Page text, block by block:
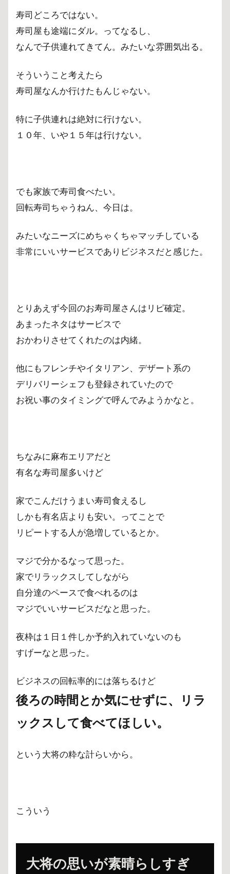
寿司どころではない。
寿司屋も途端にダル。ってなるし、
なんで子供連れてきてん。みたいな雰囲気出る。
そういうこと考えたら
寿司屋なんか行けたもんじゃない。
特に子供連れは絶対に行けない。
１０年、いや１５年は行けない。
でも家族で寿司食べたい。
回転寿司ちゃうねん、今日は。
みたいなニーズにめちゃくちゃマッチしている
非常にいいサービスでありビジネスだと感じた。
とりあえず今回のお寿司屋さんはリピ確定。
あまったネタはサービスで
おかわりさせてくれたのは内緒。
他にもフレンチやイタリアン、デザート系の
デリバリーシェフも登録されていたので
お祝い事のタイミングで呼んでみようかなと。
ちなみに麻布エリアだと
有名な寿司屋多いけど
家でこんだけうまい寿司食えるし
しかも有名店よりも安い。ってことで
リピートする人が急増しているとか。
マジで分かるなって思った。
家でリラックスしてしながら
自分達のペースで食べれるのは
マジでいいサービスだなと思った。
夜枠は１日１件しか予約入れていないのも
すげーなと思った。
ビジネスの回転率的には落ちるけど
後ろの時間とか気にせずに、リラ
ックス して食べてほしい。
という大将の粋な計らいから。
こういう
大将の思いが素晴らしすぎ